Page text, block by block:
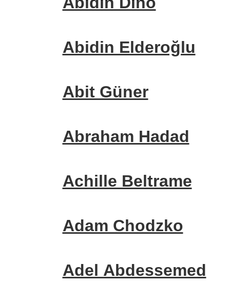
Abidin Elderoğlu
Abit Güner
Abraham Hadad
Achille Beltrame
Adam Chodzko
Adel Abdessemed